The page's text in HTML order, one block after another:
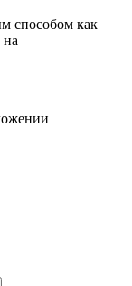
способом как